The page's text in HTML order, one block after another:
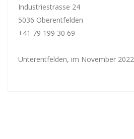
Industriestrasse 24
5036 Oberentfelden
+41 79 199 30 69
Unterentfelden, im November 2022